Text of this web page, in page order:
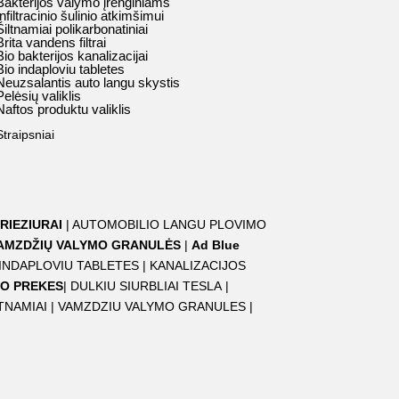
šulinio atkimšimui
polikarbonatiniai
vandens filtrai
bakterijos kanalizacijai
indaploviu tabletes
auto langu skystis
valiklis
produktu valiklis
|AUTOMOBILIO LANGU PLOVIMO
VALYMO GRANULĖS |Ad Blue
TABLETES | KANALIZACIJOS
PREKES| DULKIU SIURBLIAI TESLA |
|VAMZDZIU VALYMO GRANULES |